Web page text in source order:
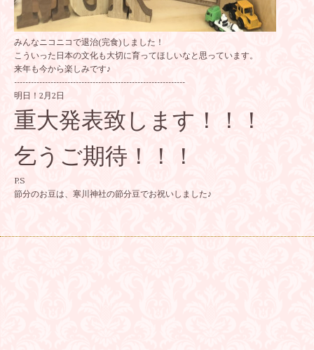
みんなニコニコで退治(完食)しました！
こういった日本の文化も大切に育ってほしいなと思っています。
来年も今から楽しみです♪
-------------------------------------------------------------
明日！2月2日
重大発表致します！！！
乞うご期待！！！
P.S
節分のお豆は、寒川神社の節分豆でお祝いしました♪